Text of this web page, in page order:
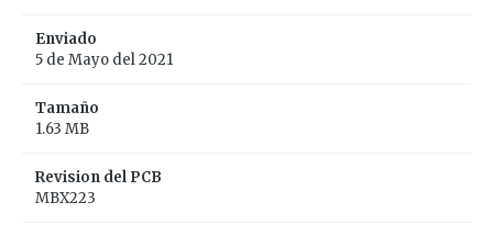
Enviado
5 de Mayo del 2021
Tamaño
1.63 MB
Revision del PCB
MBX223